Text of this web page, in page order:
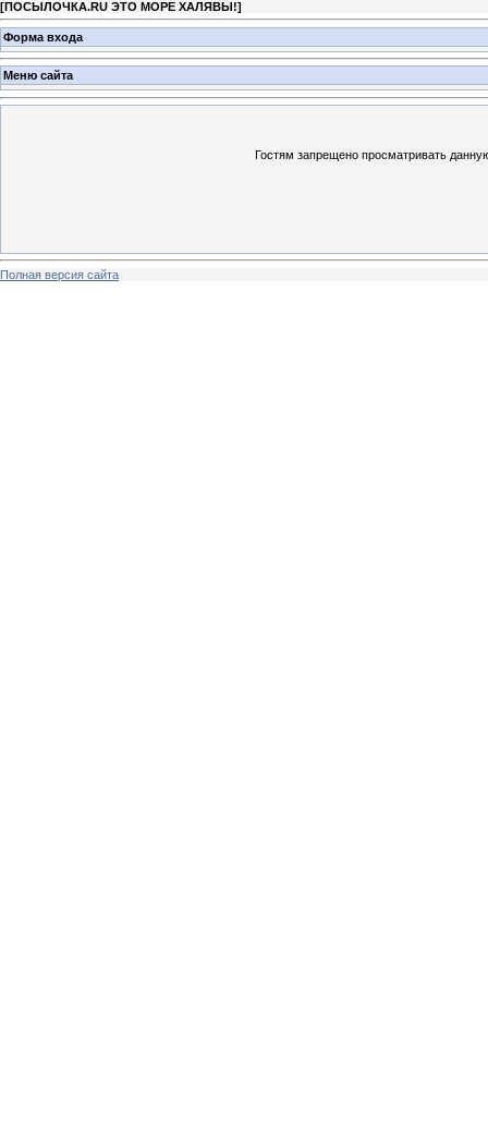
[ПОСЫЛОЧКА.RU ЭТО МОРЕ ХАЛЯВЫ!]
Форма входа
Меню сайта
Гостям запрещено просматривать
Полная версия сайта